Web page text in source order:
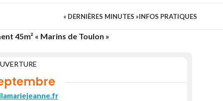
« DERNIÈRES MINUTES »INFOS PRATIQUES
45m² « Marins de Toulon »